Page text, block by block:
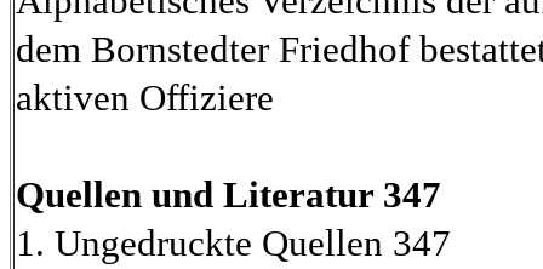
dem Bornstedter Friedhof
aktiven Offiziere
Quellen und Literatur 347
1. Ungedruckte Quellen 347